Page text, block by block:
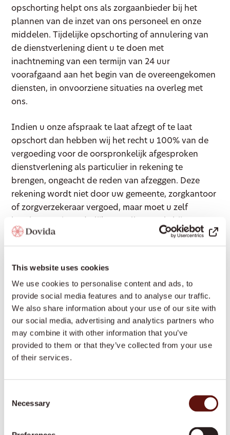
This website uses cookies
We use cookies to personalise content and ads, to
provide social media features and to analyse our traffic.
We also share information about your use of our site with
our social media, advertising and analytics partners who
may combine it with other information that you’ve
provided to them or that they’ve collected from your use
of their services.
Selection
Necessary
opschorting helpt ons als zorgaanbieder bij het
plannen van de inzet van ons personeel en onze
middelen. Tijdelijke opschorting of annulering van
de dienstverlening dient u te doen met
inachtneming van een termijn van 24 uur
voorafgaand aan het begin van de overeengekomen
diensten, in onvoorziene situaties na overleg met
ons.
Indien u onze afspraak te laat afzegt of te laat
opschort dan hebben wij het recht u 100% van de
vergoeding voor de oorspronkelijk afgesproken
dienstverlening als particulier in rekening te
brengen, ongeacht de reden van afzeggen. Deze
rekening wordt niet door uw gemeente, zorgkantoor
of zorgverzekeraar vergoed, maar moet u zelf
onverwachte ziekenhuisopname, kunnen wij
3. Overige afspraken
3.1 Welke tarieven hanteren wij?
De actuele tarieven van onze dienstverlening, in
geval dat uw diensten betaald worden door de
diensten zelf aan ons betaald dan ziet u onze
sluiten of hebben gesloten.